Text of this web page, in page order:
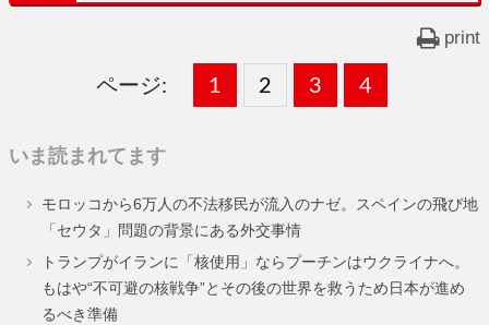
print
ページ:
固
ー
ジ
1 ,
固
ー
ジ
2 ,
固
ー
ジ
3 ,
固
ー
ジ
4
いま読まれてます
モロッコから6万人の不法移民が流入のナゼ。スペインの飛び地
「セウタ」問題の背景にある外交事情
トランプがイランに「核使用」ならプーチンはウクライナへ。
もはや“不可避の核戦争”とその後の世界を救うため日本が進め
るべき準備